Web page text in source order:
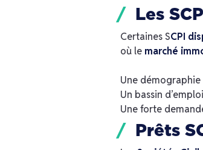
Les
Certaines SCPI
où le marché
Une
Un bassin
Une forte
Prêts